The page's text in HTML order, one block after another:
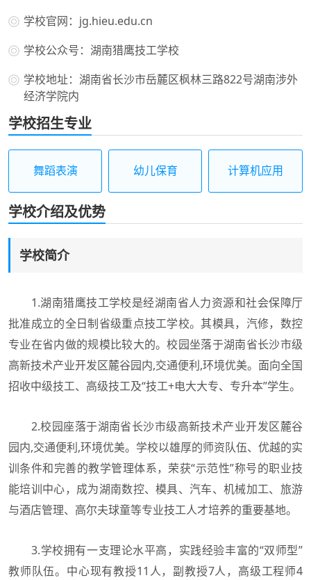
学校官网：jg.hieu.edu.cn
学校公众号：湖南猎鹰技工学校
学校地址：湖南省长沙市岳麓区枫林三路822号湖南涉外
经济学院内
学校招生专业
舞蹈表演 幼儿保育 计算机应用
学校介绍及优势
学校简介
1.湖南猎鹰技工学校是经湖南省人力资源和社会保障厅
批准成立的全日制省级重点技工学校。其模具，汽修，数控
专业在省内做的规模比较大的。校园坐落于湖南省长沙市级
高新技术产业开发区麓谷园内,交通便利,环境优美。面向全国
招收中级技工、高级技工及“技工+电大大专、专升本”学生。
2.校园座落于湖南省长沙市级高新技术产业开发区麓谷
园内,交通便利,环境优美。学校以雄厚的师资队伍、优越的实
训条件和完善的教学管理体系，荣获“示范性”称号的职业技
能培训中心，成为湖南数控、模具、汽车、机械加工、旅游
与酒店管理、高尔夫球童等专业技工人才培养的重要基地。
3.学校拥有一支理论水平高，实践经验丰富的“双师型”
教师队伍。中心现有教授11人，副教授7人，高级工程师4